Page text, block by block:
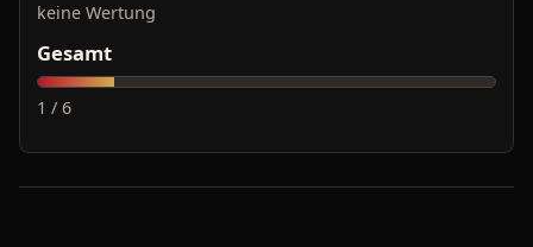
keine Wertung
Gesamt
1 / 6